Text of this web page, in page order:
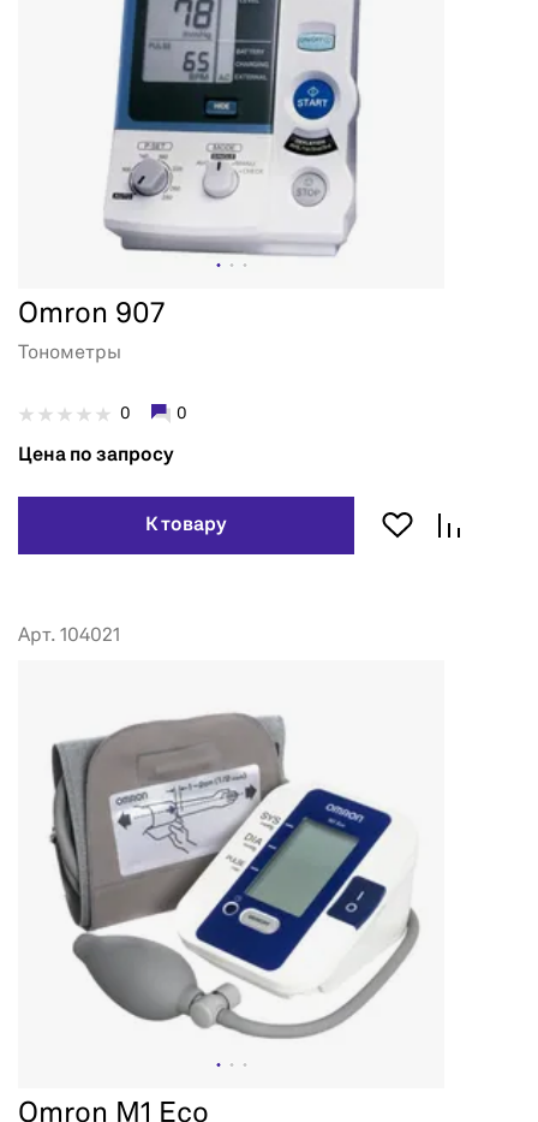
Omron 907
Тонометры
0 0
Цена по запросу
К товару
Арт. 104021
Omron M1 Eco